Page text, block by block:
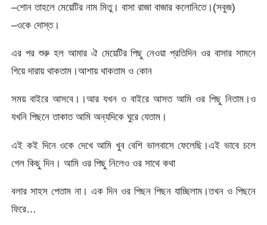
–শোন তাহলে মেয়েটির নাম মিতু। বাসা রাজা বাজার কলোনিতে।(সবুজ)
–ওকে দোস্ত।
এর পর শুরু হল আমার ঐ মেয়েটির পিছু নেওয়া প্রতিদিন ওর বাসার সামনে
গিয়ে দারায় থাকতাম।আশায় থাকতাম ও কোন
সময় বাইরে আসবে।।আর যখন ও বাইরে আসত আমি ওর পিছু নিতাম।ও
যখনি পিছনে তাকাত আমি অন্যদিকে ঘুরে যেতাম।
এই কই দিনে ওকে দেখে আমি খুব বেশি ভালবাসে ফেলেছি।এই ভাবে চলে
গেল কিছু দিন। আমি ওর পিছু নিলেও ওর সাথে কথা
বলার সাহস পেতাম না। এক দিন ওর পিছন পিছন যাচ্ছিলাম।তখন ও পিছনে
ফিরে…